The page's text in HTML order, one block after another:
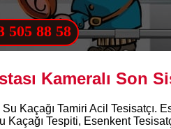
505 88 58
Kameralı Son
Kaçağı Tamiri Acil Tesisatçı.
Kaçağı Tespiti, Esenkent